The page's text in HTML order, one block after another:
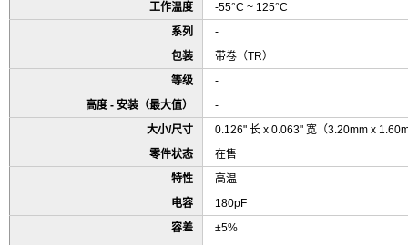
工作温度
-55°C ~ 125°C
系列
-
包装
带卷（TR）
等级
-
高度 - 安装（最大值）
-
大小/尺寸
0.126" 长 x 0.063" 宽（3.20mm x
零件状态
在售
特性
高温
电容
180pF
容差
±5%